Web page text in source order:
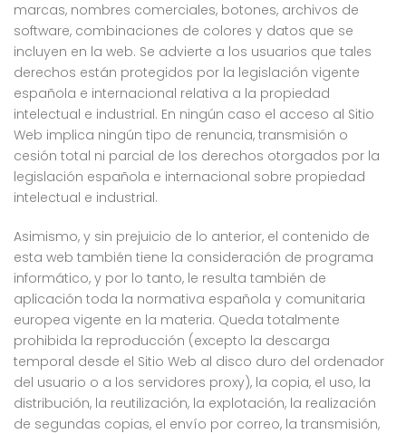
marcas, nombres comerciales, botones, archivos de
software, combinaciones de colores y datos que se
incluyen en la web. Se advierte a los usuarios que tales
derechos están protegidos por la legislación vigente
española e internacional relativa a la propiedad
intelectual e industrial. En ningún caso el acceso al Sitio
Web implica ningún tipo de renuncia, transmisión o
cesión total ni parcial de los derechos otorgados por la
legislación española e internacional sobre propiedad
intelectual e industrial.
Asimismo, y sin prejuicio de lo anterior, el contenido de
esta web también tiene la consideración de programa
informático, y por lo tanto, le resulta también de
aplicación toda la normativa española y comunitaria
europea vigente en la materia. Queda totalmente
prohibida la reproducción (excepto la descarga
temporal desde el Sitio Web al disco duro del ordenador
del usuario o a los servidores proxy), la copia, el uso, la
distribución, la reutilización, la explotación, la realización
de segundas copias, el envío por correo, la transmisión,